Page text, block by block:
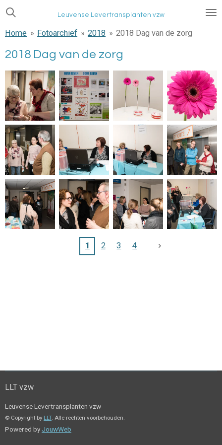
Ga
naar
hoofdinhoud
Leuvense Levertransplanten vzw
Home » Fotoarchief » 2018 » 2018 Dag van de zorg
2018 Dag van de zorg
1 2 3 4
LLT vzw
Leuvense Levertransplanten vzw
© Copyright by LLT. Alle rechten voorbehouden.
Powered by JouwWeb